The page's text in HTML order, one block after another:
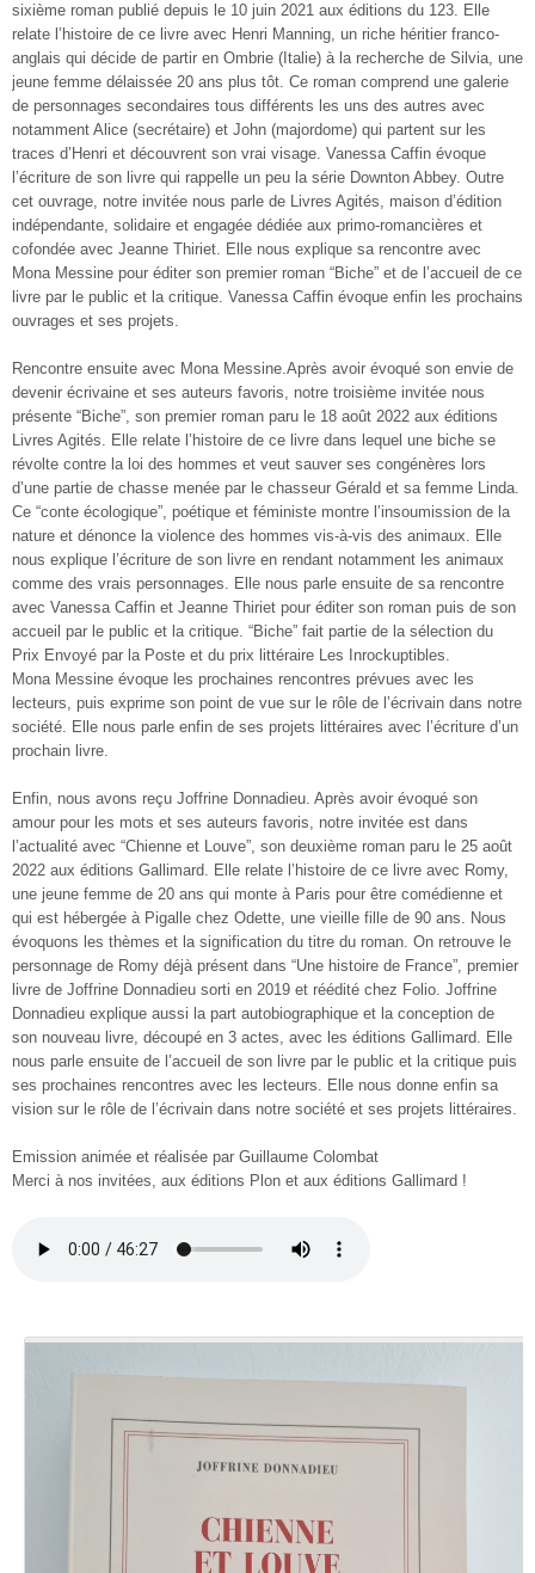
sixième roman publié depuis le 10 juin 2021 aux éditions du 123. Elle
relate l’histoire de ce livre avec Henri Manning, un riche héritier franco-
anglais qui décide de partir en Ombrie (Italie) à la recherche de Silvia, une
jeune femme délaissée 20 ans plus tôt. Ce roman comprend une galerie
de personnages secondaires tous différents les uns des autres avec
notamment Alice (secrétaire) et John (majordome) qui partent sur les
traces d’Henri et découvrent son vrai visage. Vanessa Caffin évoque
l’écriture de son livre qui rappelle un peu la série Downton Abbey. Outre
cet ouvrage, notre invitée nous parle de Livres Agités, maison d’édition
indépendante, solidaire et engagée dédiée aux primo-romancières et
cofondée avec Jeanne Thiriet. Elle nous explique sa rencontre avec
Mona Messine pour éditer son premier roman “Biche” et de l’accueil de ce
livre par le public et la critique. Vanessa Caffin évoque enfin les prochains
ouvrages et ses projets.
Rencontre ensuite avec Mona Messine.Après avoir évoqué son envie de
devenir écrivaine et ses auteurs favoris, notre troisième invitée nous
présente “Biche”, son premier roman paru le 18 août 2022 aux éditions
Livres Agités. Elle relate l’histoire de ce livre dans lequel une biche se
révolte contre la loi des hommes et veut sauver ses congénères lors
d’une partie de chasse menée par le chasseur Gérald et sa femme Linda.
Ce “conte écologique”, poétique et féministe montre l’insoumission de la
nature et dénonce la violence des hommes vis-à-vis des animaux. Elle
nous explique l’écriture de son livre en rendant notamment les animaux
comme des vrais personnages. Elle nous parle ensuite de sa rencontre
avec Vanessa Caffin et Jeanne Thiriet pour éditer son roman puis de son
accueil par le public et la critique. “Biche” fait partie de la sélection du
Prix Envoyé par la Poste et du prix littéraire Les Inrockuptibles.
Mona Messine évoque les prochaines rencontres prévues avec les
lecteurs, puis exprime son point de vue sur le rôle de l’écrivain dans notre
société. Elle nous parle enfin de ses projets littéraires avec l’écriture d’un
prochain livre.
Enfin, nous avons reçu Joffrine Donnadieu. Après avoir évoqué son
amour pour les mots et ses auteurs favoris, notre invitée est dans
l’actualité avec “Chienne et Louve”, son deuxième roman paru le 25 août
2022 aux éditions Gallimard. Elle relate l’histoire de ce livre avec Romy,
une jeune femme de 20 ans qui monte à Paris pour être comédienne et
qui est hébergée à Pigalle chez Odette, une vieille fille de 90 ans. Nous
évoquons les thèmes et la signification du titre du roman. On retrouve le
personnage de Romy déjà présent dans “Une histoire de France”, premier
livre de Joffrine Donnadieu sorti en 2019 et réédité chez Folio. Joffrine
Donnadieu explique aussi la part autobiographique et la conception de
son nouveau livre, découpé en 3 actes, avec les éditions Gallimard. Elle
nous parle ensuite de l’accueil de son livre par le public et la critique puis
ses prochaines rencontres avec les lecteurs. Elle nous donne enfin sa
vision sur le rôle de l’écrivain dans notre société et ses projets littéraires.
Emission animée et réalisée par Guillaume Colombat
Merci à nos invitées, aux éditions Plon et aux éditions Gallimard !